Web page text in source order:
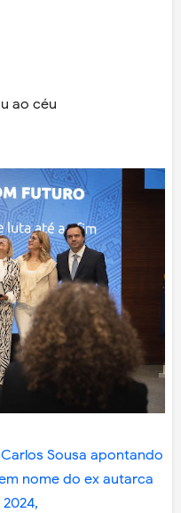
ao céu
Sousa apontando
nome do ex autarca